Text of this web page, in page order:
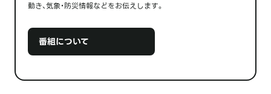
動き、気象・防災情報などをお伝えします。
番組について